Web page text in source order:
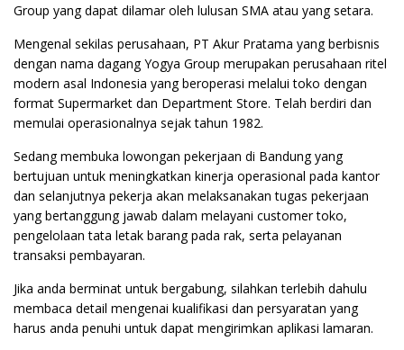
Group yang dapat dilamar oleh lulusan SMA atau yang setara.
Mengenal sekilas perusahaan, PT Akur Pratama yang berbisnis
dengan nama dagang Yogya Group merupakan perusahaan ritel
modern asal Indonesia yang beroperasi melalui toko dengan
format Supermarket dan Department Store. Telah berdiri dan
memulai operasionalnya sejak tahun 1982.
Sedang membuka lowongan pekerjaan di Bandung yang
bertujuan untuk meningkatkan kinerja operasional pada kantor
dan selanjutnya pekerja akan melaksanakan tugas pekerjaan
yang bertanggung jawab dalam melayani customer toko,
pengelolaan tata letak barang pada rak, serta pelayanan
transaksi pembayaran.
Jika anda berminat untuk bergabung, silahkan terlebih dahulu
membaca detail mengenai kualifikasi dan persyaratan yang
harus anda penuhi untuk dapat mengirimkan aplikasi lamaran.